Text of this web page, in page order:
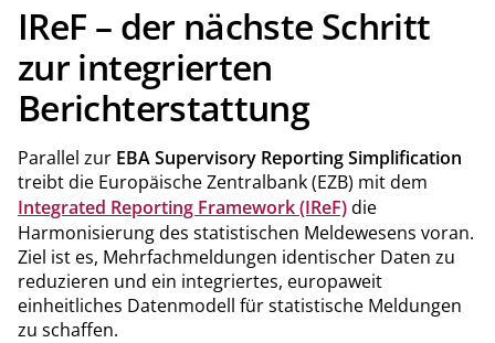
IReF – der nächste Schritt
zur integrierten
Berichterstattung
Parallel zur EBA Supervisory Reporting Simplification
treibt die Europäische Zentralbank (EZB) mit dem
Integrated Reporting Framework (IReF)die
Harmonisierung des statistischen Meldewesens voran.
Ziel ist es, Mehrfachmeldungen identischer Daten zu
reduzieren und ein integriertes, europaweit
einheitliches Datenmodell für statistische Meldungen
zu schaffen.